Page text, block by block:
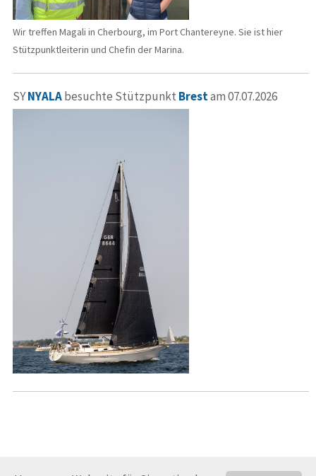
Wir treffen Magali in Cherbourg, im Port Chantereyne. Sie ist hier
Stützpunktleiterin und Chefin der Marina.
SYNYALAbesuchte Stützpunkt Brestam 07.07.2026